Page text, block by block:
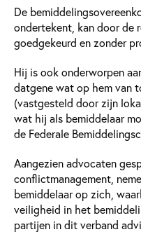
De
ondertekent, kan door de
goedgekeurd en zonder
Hij is ook onderworpen
datgene wat op hem van
(vastgesteld door zijn
wat hij als bemiddelaar
de Federale
Aangezien advocaten
conflictmanagement,
bemiddelaar op zich,
veiligheid in het
partijen in dit verband